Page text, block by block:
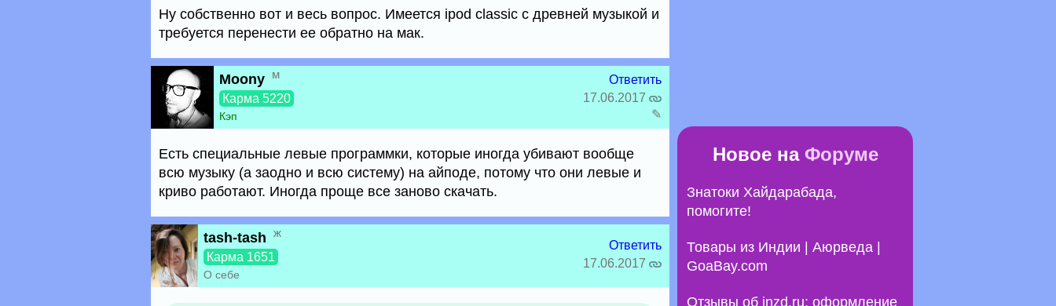
Ну собственно вот и весь вопрос. Имеется ipod classic с древней музыкой и
требуется перенести ее обратно на мак.
Moony м
Карма 5220
Кэп
Ответить
17.06.2017
✎
Есть специальные левые программки, которые иногда убивают вообще
всю музыку (а заодно и всю систему) на айподе, потому что они левые и
криво работают. Иногда проще все заново скачать.
tash-tash ж
Карма 1651
О себе
Ответить
17.06.2017
Новое на Форуме
Знатоки Хайдарабада,
помогите!
Товары из Индии | Аюрведа |
GoaBay.com
Отзывы об inzd.ru: оформление